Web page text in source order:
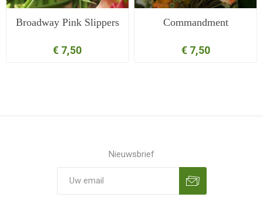
Broadway Pink Slippers
€ 7,50
Commandment
€ 7,50
Nieuwsbrief